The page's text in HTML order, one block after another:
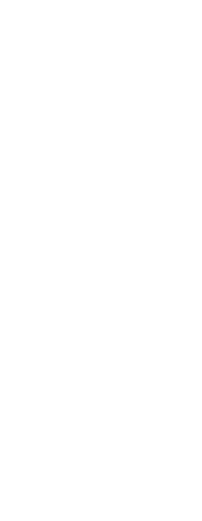
OPERO cRIPTO